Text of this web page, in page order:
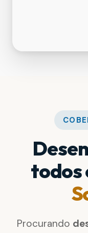
todos
Procurando